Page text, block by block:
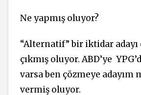
Ne yapmış oluyor?
“Alternatif” bir iktidar adayı
çıkmış oluyor. ABD’ye
varsa ben çözmeye adayım
vermiş oluyor.